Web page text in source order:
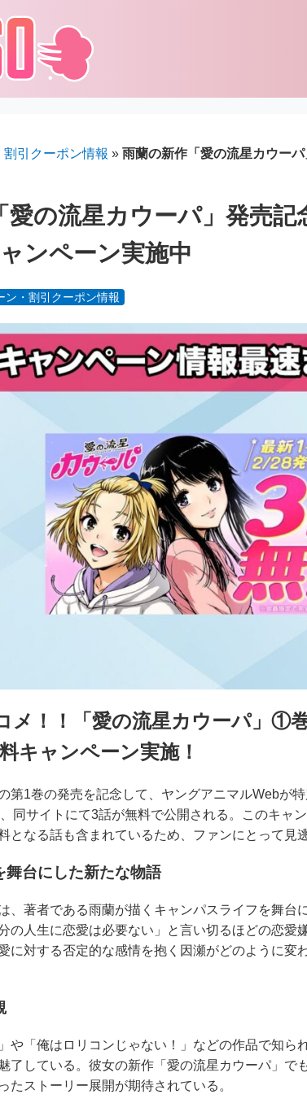
引クーポン情報 » 雨蘭の新作「愛の流星カウー
愛の流星カウーパ」発売
ンペーン実施中
ン・割引クーポン情報
メ！！「愛の流星カウーパ」①
キャンペーン実施！
第1巻の発売を記念して、ヤングアニマルWebが
同サイトにて3話が無料で公開される。このキャ
となる話も含まれているため、ファンにとって見
舞台にした新たな物語
、著者である雨蘭が描くキャンパスライフを舞
の人生に恋愛は必要ない」と言い切るほどの恋愛
に対する否定的な感情を抱く因瀬がどのように変
や「俺はロリコンじゃない！」などの作品で知ら
了している。彼女の新作「愛の流星カウーパ」で
たストーリー展開が期待されている。